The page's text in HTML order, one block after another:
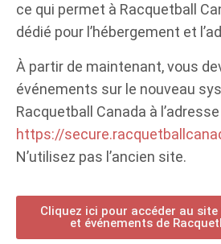
ce qui permet à Racquetball
dédié pour l’hébergement et
À partir de maintenant, vous
événements sur le nouveau
Racquetball Canada à
https://
N’utilisez pas l’ancien site.
Cliquez ici pour accéder au
et événements de